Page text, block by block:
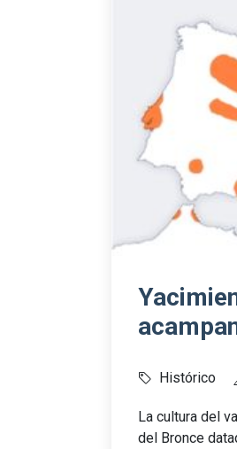
Histórico
La cultura del
del Bronce